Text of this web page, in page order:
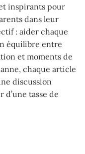
inspirants pour
dans leur
: aider chaque
équilibre entre
et moments de
chaque article
discussion
tasse de